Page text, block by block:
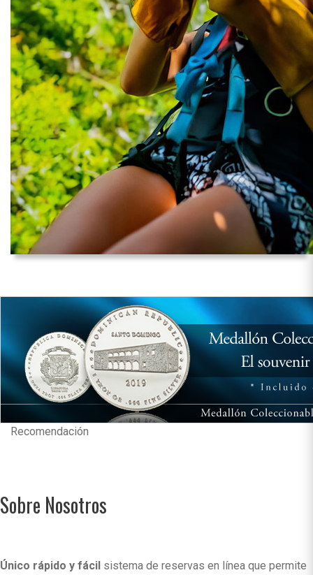
Recomendación
Sobre Nosotros
Único rápido y fácil sistema de reservas en línea que permite